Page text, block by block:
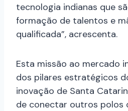
tecnologia indianas que
formação de talentos e
qualificada”, acrescenta.
Esta missão ao mercado
dos pilares estratégicos
inovação de Santa
de conectar outros polos